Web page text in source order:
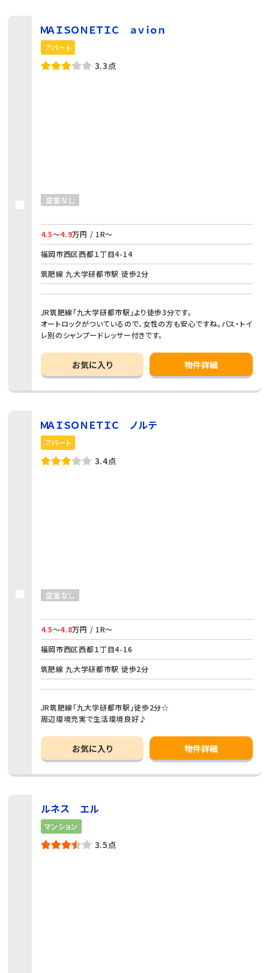
ＭＡＩＳＯＮＥＴＩＣ ａｖｉｏｎ
アパート
3.3点
空室なし
4.5～4.9万円 / 1R～
福岡市西区西都１丁目4-14
筑肥線 九大学研都市駅 徒歩2分
JR筑肥線「九大学研都市駅」より徒歩3分です。
オートロックがついているので、女性の方も安心ですね。バス・トイ
レ別のシャンプードレッサー付きです。
お気に入り 物件詳細
ＭＡＩＳＯＮＥＴＩＣ ノルテ
アパート
3.4点
空室なし
4.5～4.8万円 / 1R～
福岡市西区西都１丁目4-16
筑肥線 九大学研都市駅 徒歩2分
JR筑肥線「九大学研都市駅」徒歩2分☆
周辺環境充実で生活環境良好♪
お気に入り 物件詳細
ルネス エル
マンション
3.5点